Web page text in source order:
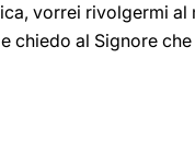
vorrei rivolgermi
chiedo al Signore